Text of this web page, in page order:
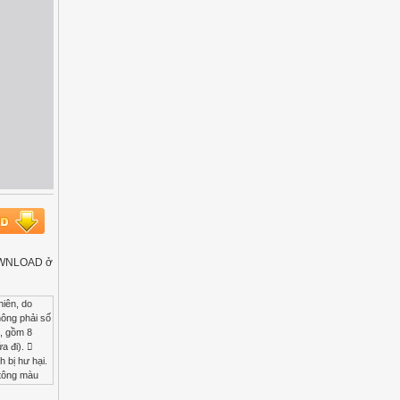
ở
phân vùng . Đây là dãy gradient 3 phân vùng, và phần giữa chính là midtones (vùng trung tâm giữa shadow và highlight) 81 Đây là dãy gradient nhiều phân vùng (cũng chỉ là shadow, midtones, highlight nhưng nó phân bố 1 cách rời rạc và chi tiết hơn, độ phức tạp cao hơn) Lưu ý : Ấn và giữ phím Alt rồi click vào thanh trượt để chia slider làm 2 phần. Những nút thanh trượt để ta phân bố những vùn